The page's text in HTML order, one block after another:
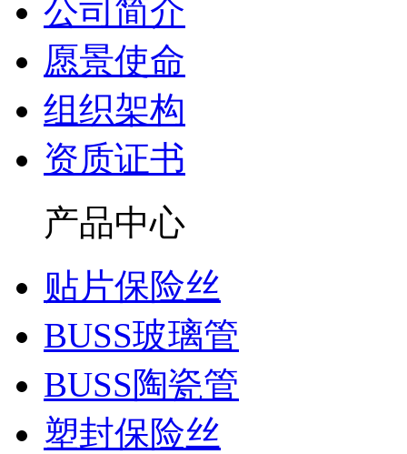
公司简介
愿景使命
组织架构
资质证书
产品中心
贴片保险丝
BUSS玻璃管
BUSS陶瓷管
塑封保险丝